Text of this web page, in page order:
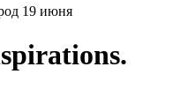
19 июня